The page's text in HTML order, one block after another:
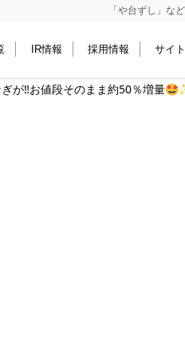
「や台ずし」な
IR情報 採用情報 サイ
が‼️お値段そのまま約50％増量